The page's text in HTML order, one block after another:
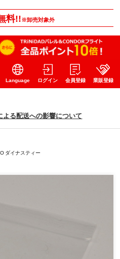
料!!※卸売対象外
Language ログイン 会員登録 業販登録
る配送への影響について
ダイナスティー